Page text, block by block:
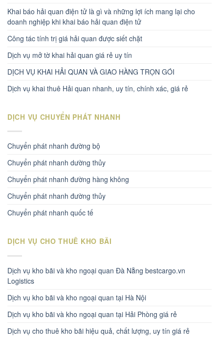
Khai báo hải quan điện tử là gì và những lợi ích mang lại cho
doanh nghiệp khi khai báo hải quan điện tử
Công tác tính trị giá hải quan được siết chặt
Dịch vụ mở tờ khai hải quan giá rẻ uy tín
DỊCH VỤ KHAI HẢI QUAN VÀ GIAO HÀNG TRỌN GÓI
Dịch vụ khai thuê Hải quan nhanh, uy tín, chính xác, giá rẻ
DỊCH VỤ CHUYỂN PHÁT NHANH
Chuyển phát nhanh đường bộ
Chuyển phát nhanh dường thủy
Chuyển phát nhanh đường hàng không
Chuyển phát nhanh đường thủy
Chuyển phát nhanh quốc tế
DỊCH VỤ CHO THUÊ KHO BÃI
Dịch vụ kho bãi và kho ngoại quan Đà Nẵng bestcargo.vn
Logistics
Dịch vụ kho bãi và kho ngoại quan tại Hà Nội
Dịch vụ kho bãi và kho ngoại quan tại Hải Phòng giá rẻ
Dịch vụ cho thuê kho bãi hiệu quả, chất lượng, uy tín giá rẻ